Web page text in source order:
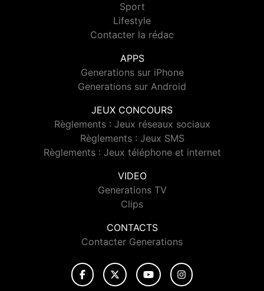
Sport
Lifestyle
Contacter la rédac
APPS
Generations sur iPhone
Generations sur Android
JEUX CONCOURS
Règlements : Jeux réseaux sociaux
Règlements : Jeux SMS
Règlements : Jeux téléphone et internet
VIDEO
Generations TV
Clips
CONTACTS
Contacter Generations